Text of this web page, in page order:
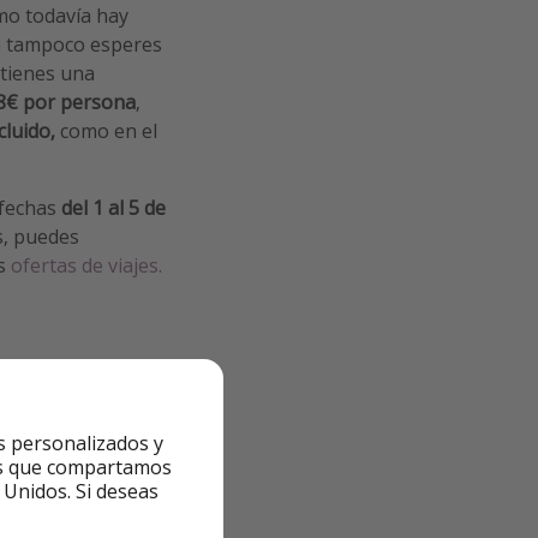
todavía hay
tampoco esperes
una
por persona,
como en el
del 1 al 5 de
puedes
ofertas de viajes.
entrivago.
personalizados y
que compartamos
Si deseas